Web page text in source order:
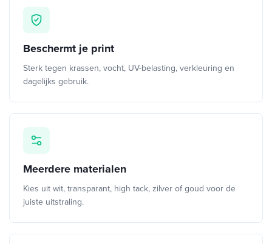
Beschermt je print
Sterk tegen krassen, vocht, UV-belasting, verkleuring en
dagelijks gebruik.
Meerdere materialen
Kies uit wit, transparant, high tack, zilver of goud voor de
juiste uitstraling.